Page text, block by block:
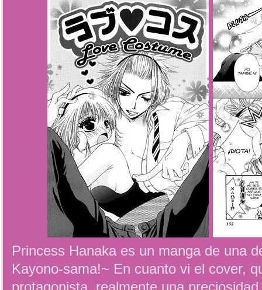
Princess Hanaka es un manga de una
Kayono-sama!~ En cuanto vi el cover,